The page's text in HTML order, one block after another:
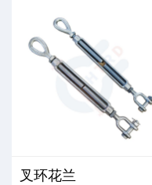
叉环花兰